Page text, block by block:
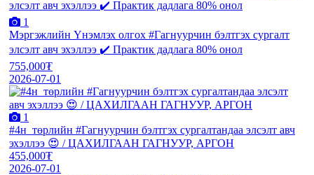
1
Мэргэжлийн Үнэмлэх олгох #Гагнуурчин бэлтгэх сургалт
элсэлт авч эхэллээ ✔️ Практик дадлага 80% онол
755,000₮
2026-07-01
1
#4н_төрлийн #Гагнуурчин бэлтгэх сургалтандаа элсэлт авч
эхэллээ 😍 / ЦАХИЛГААН ГАГНУУР, АРГОН
455,000₮
2026-07-01